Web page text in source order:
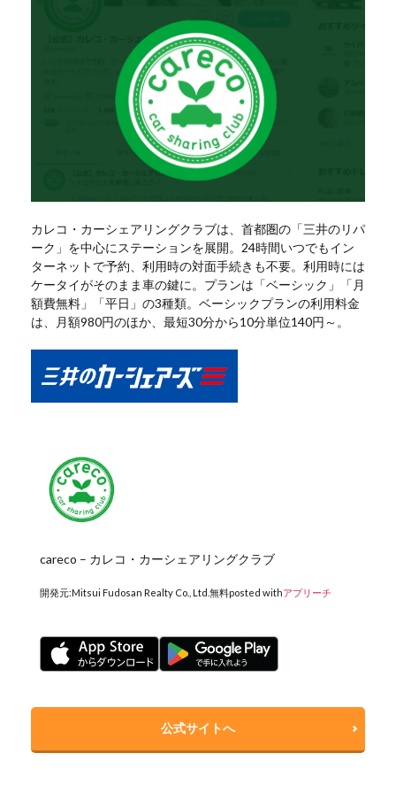
カレコ・カーシェアリングクラブは、首都圏の「三井のリパ
ーク」を中心にステーションを展開。24時間いつでもイン
ターネットで予約、利用時の対面手続きも不要。利用時には
ケータイがそのまま車の鍵に。プランは「ベーシック」「月
額費無料」「平日」の3種類。ベーシックプランの利用料金
は、月額980円のほか、最短30分から10分単位140円～。
careco – カレコ・カーシェアリングクラブ
開発元:Mitsui Fudosan Realty Co., Ltd. 無料posted withアプリーチ
公式サイトへ